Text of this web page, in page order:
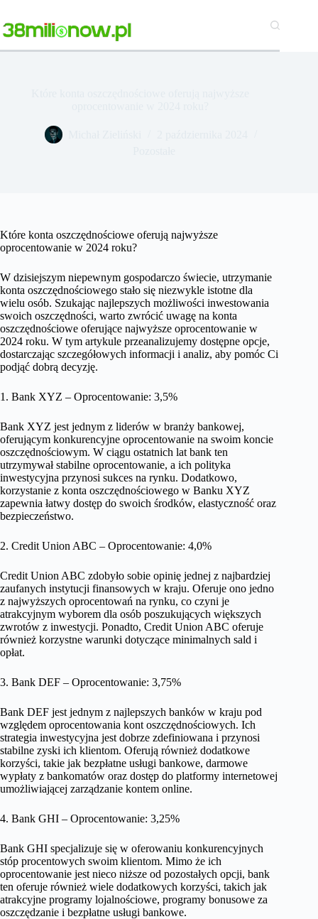
treści
Które konta oszczędnościowe oferują najwyższe
oprocentowanie w 2024 roku?
W dzisiejszym niepewnym gospodarczo świecie, utrzymanie
konta oszczędnościowego stało się niezwykle istotne dla
wielu osób. Szukając najlepszych możliwości inwestowania
swoich oszczędności, warto zwrócić uwagę na konta
oszczędnościowe oferujące najwyższe oprocentowanie w
2024 roku. W tym artykule przeanalizujemy dostępne opcje,
dostarczając szczegółowych informacji i analiz, aby pomóc Ci
podjąć dobrą decyzję.
1. Bank XYZ – Oprocentowanie: 3,5%
Bank XYZ jest jednym z liderów w branży bankowej,
oferującym konkurencyjne oprocentowanie na swoim koncie
oszczędnościowym. W ciągu ostatnich lat bank ten
utrzymywał stabilne oprocentowanie, a ich polityka
inwestycyjna przynosi sukces na rynku. Dodatkowo,
korzystanie z konta oszczędnościowego w Banku XYZ
zapewnia łatwy dostęp do swoich środków, elastyczność oraz
bezpieczeństwo.
2. Credit Union ABC – Oprocentowanie: 4,0%
Credit Union ABC zdobyło sobie opinię jednej z najbardziej
zaufanych instytucji finansowych w kraju. Oferuje ono jedno
z najwyższych oprocentowań na rynku, co czyni je
atrakcyjnym wyborem dla osób poszukujących większych
zwrotów z inwestycji. Ponadto, Credit Union ABC oferuje
również korzystne warunki dotyczące minimalnych sald i
opłat.
3. Bank DEF – Oprocentowanie: 3,75%
Bank DEF jest jednym z najlepszych banków w kraju pod
względem oprocentowania kont oszczędnościowych. Ich
strategia inwestycyjna jest dobrze zdefiniowana i przynosi
stabilne zyski ich klientom. Oferują również dodatkowe
korzyści, takie jak bezpłatne usługi bankowe, darmowe
wypłaty z bankomatów oraz dostęp do platformy internetowej
umożliwiającej zarządzanie kontem online.
4. Bank GHI – Oprocentowanie: 3,25%
Bank GHI specjalizuje się w oferowaniu konkurencyjnych
stóp procentowych swoim klientom. Mimo że ich
oprocentowanie jest nieco niższe od pozostałych opcji, bank
ten oferuje również wiele dodatkowych korzyści, takich jak
atrakcyjne programy lojalnościowe, programy bonusowe za
oszczędzanie i bezpłatne usługi bankowe.